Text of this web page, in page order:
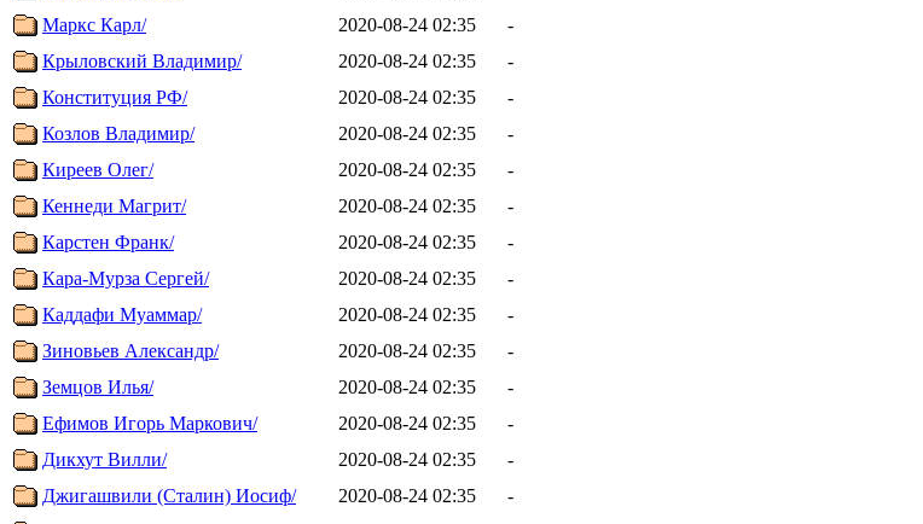
Маркс Карл/
2020-08-24 02:35
-
Крыловский Владимир/
2020-08-24 02:35
-
Конституция РФ/
2020-08-24 02:35
-
Козлов Владимир/
2020-08-24 02:35
-
Киреев Олег/
2020-08-24 02:35
-
Кеннеди Магрит/
2020-08-24 02:35
-
Карстен Франк/
2020-08-24 02:35
-
Кара-Мурза Сергей/
2020-08-24 02:35
-
Каддафи Муаммар/
2020-08-24 02:35
-
Зиновьев Александр/
2020-08-24 02:35
-
Земцов Илья/
2020-08-24 02:35
-
Ефимов Игорь Маркович/
2020-08-24 02:35
-
Дикхут Вилли/
2020-08-24 02:35
-
Джигашвили (Сталин) Иосиф/
2020-08-24 02:35
-